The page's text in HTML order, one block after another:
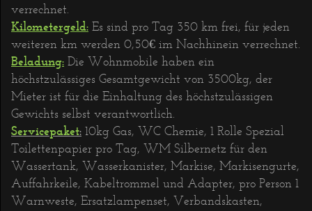
verrechnet.
Kilometergeld: Es sind pro Tag 350 km frei, für jeden
weiteren km werden 0,50€ im Nachhinein verrechnet.
Beladung: Die Wohnmobile haben ein
höchstzulässiges Gesamtgewicht von 3500kg, der
Mieter ist für die Einhaltung des höchstzulässigen
Gewichts selbst verantwortlich.
Servicepaket: 10kg Gas, WC Chemie, 1 Rolle Spezial
Toilettenpapier pro Tag, WM Silbernetz für den
Wassertank, Wasserkanister, Markise, Markisengurte,
Auffahrkeile, Kabeltrommel und Adapter, pro Person 1
Warnweste, Ersatzlampenset, Verbandskasten,